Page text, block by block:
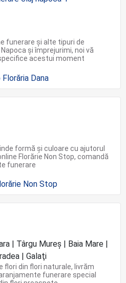
funerare și alte tipuri de
și împrejurimi, noi vă
acestui moment
formă și culoare cu ajutorul
Florărie Non Stop, comandă
funerare
| Târgu Mureș | Baia Mare |
| Galaţi
flori din flori naturale, livrăm
funerare special